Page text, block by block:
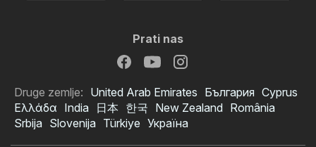
Prati nas
Druge zemlje: United Arab Emirates България Cyprus
Ελλάδα India 日本 한국 New Zealand România
Srbija Slovenija Türkiye Україна